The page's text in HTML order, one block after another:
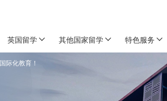
英国留学 其他国家留学 特色服务
际化教育！